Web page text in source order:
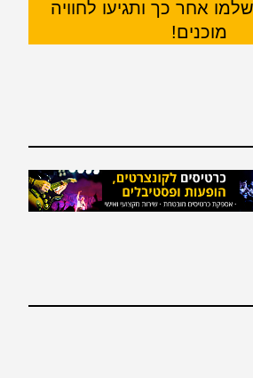
אחר כך ותגיעו לחוויה
מוכנים!